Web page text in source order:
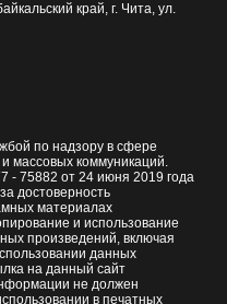
край, г. Чита, ул.
по надзору в сфере
массовых коммуникаций.
75882 от 24 июня 2019 года
достоверность
материалах
и использование
произведений, включая
данных
на данный сайт
не должен
в печатных